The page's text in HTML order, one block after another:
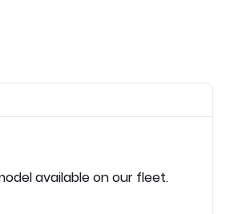
available on our fleet.